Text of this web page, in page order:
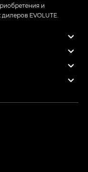
и
EVOLUTE.